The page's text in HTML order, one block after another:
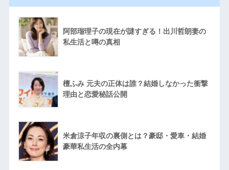
阿部瑠理子の現在が謎すぎる！出川哲朗妻の
私生活と噂の真相
檀ふみ 元夫の正体は誰？結婚しなかった衝撃
理由と恋愛秘話公開
米倉涼子年収の裏側とは？豪邸・愛車・結婚
豪華私生活の全内幕